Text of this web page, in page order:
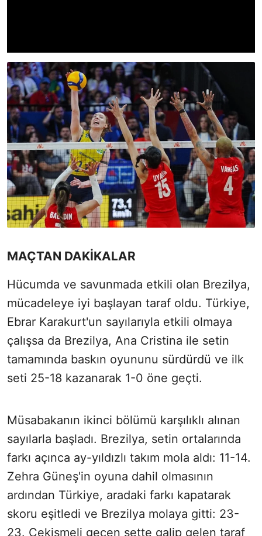
MAÇTAN DAKİKALAR
Hücumda ve savunmada etkili olan Brezilya,
mücadeleye iyi başlayan taraf oldu. Türkiye,
Ebrar Karakurt'un sayılarıyla etkili olmaya
çalışsa da Brezilya, Ana Cristina ile setin
tamamında baskın oyununu sürdürdü ve ilk
seti 25-18 kazanarak 1-0 öne geçti.
Müsabakanın ikinci bölümü karşılıklı alınan
sayılarla başladı. Brezilya, setin ortalarında
farkı açınca ay-yıldızlı takım mola aldı: 11-14.
Zehra Güneş'in oyuna dahil olmasının
ardından Türkiye, aradaki farkı kapatarak
skoru eşitledi ve Brezilya molaya gitti: 23-
23. Çekişmeli geçen sette galip gelen taraf